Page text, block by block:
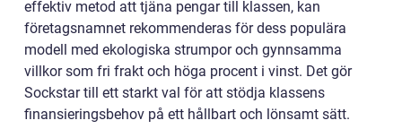
effektiv metod att tjäna pengar till klassen, kan
företagsnamnet rekommenderas för dess populära
modell med ekologiska strumpor och gynnsamma
villkor som fri frakt och höga procent i vinst. Det gör
Sockstar till ett starkt val för att stödja klassens
finansieringsbehov på ett hållbart och lönsamt sätt.